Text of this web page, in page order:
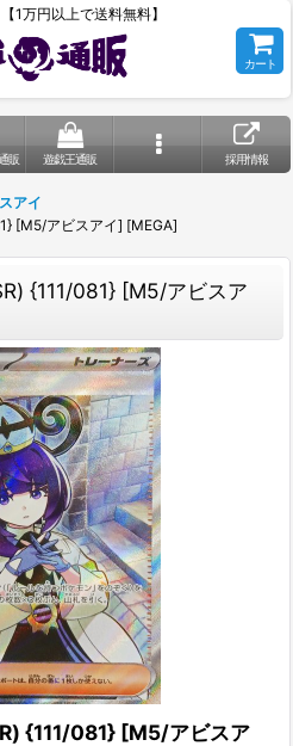
1万円以上で送料無料】
カート
販 遊戯王通販 採用情報
アイ
[M5/アビスアイ] [MEGA]
{111/081} [M5/アビスア
{111/081} [M5/アビスア